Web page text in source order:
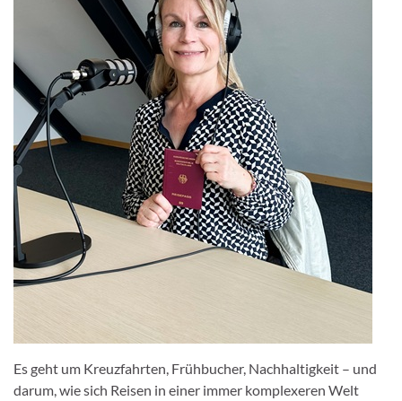
Es geht um Kreuzfahrten, Frühbucher, Nachhaltigkeit – und
darum, wie sich Reisen in einer immer komplexeren Welt